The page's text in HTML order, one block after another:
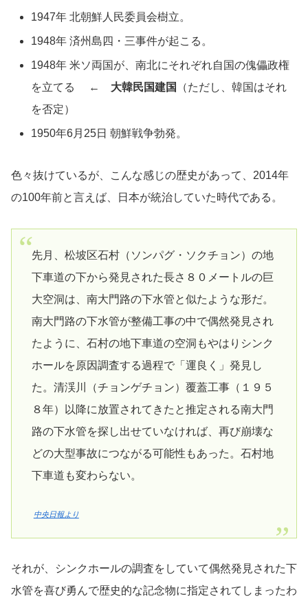
1947年 北朝鮮人民委員会樹立。
1948年 済州島四・三事件が起こる。
1948年 米ソ両国が、南北にそれぞれ自国の傀儡政権
を立てる ← 大韓民国建国
（ただし、韓国はそれ
を否定）
1950年6月25日 朝鮮戦争勃発。
色々抜けているが、こんな感じの歴史があって、2014年
の100年前と言えば、日本が統治していた時代である。
先月、松坡区石村（ソンパグ・ソクチョン）の地
下車道の下から発見された長さ８０メートルの巨
大空洞は、南大門路の下水管と似たような形だ。
南大門路の下水管が整備工事の中で偶然発見され
たように、石村の地下車道の空洞もやはりシンク
ホールを原因調査する過程で「運良く」発見し
た。清渓川（チョンゲチョン）覆蓋工事（１９５
８年）以降に放置されてきたと推定される南大門
路の下水管を探し出せていなければ、再び崩壊な
どの大型事故につながる可能性もあった。石村地
下車道も変わらない。
中央日報より
それが、シンクホールの調査をしていて偶然発見された下
水管を喜び勇んで歴史的な記念物に指定されてしまったわ